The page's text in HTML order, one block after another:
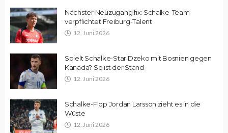
Nächster Neuzugang fix: Schalke-Team
verpflichtet Freiburg-Talent
12. Juni 2026
Spielt Schalke-Star Dzeko mit Bosnien gegen
Kanada? So ist der Stand
12. Juni 2026
Schalke-Flop Jordan Larsson zieht es in die
Wüste
12. Juni 2026